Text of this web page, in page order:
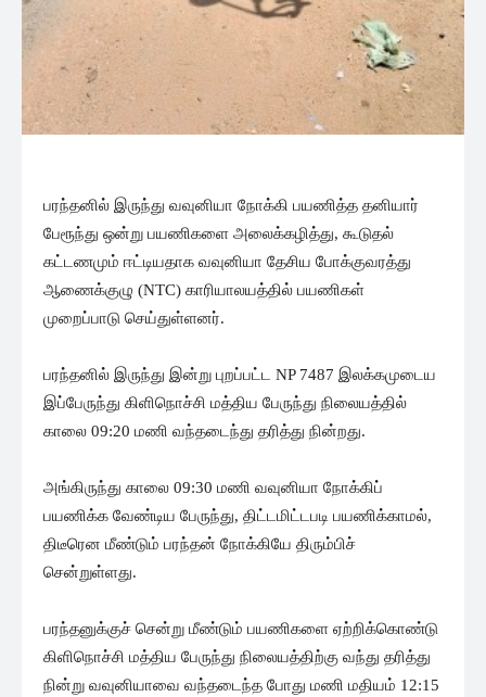
பரந்தனில் இருந்து வவுனியா நோக்கி பயணித்த தனியார்
பேரூந்து ஒன்று பயணிகளை அலைக்கழித்து, கூடுதல்
கட்டணமும் ஈட்டியதாக வவுனியா தேசிய போக்குவரத்து
ஆணைக்குழு (NTC) காரியாலயத்தில் பயணிகள்
முறைப்பாடு செய்துள்ளனர்.
பரந்தனில் இருந்து இன்று புறப்பட்ட NP 7487 இலக்கமுடைய
இப்பேருந்து கிளிநொச்சி மத்திய பேருந்து நிலையத்தில்
காலை 09:20 மணி வந்தடைந்து தரித்து நின்றது.
அங்கிருந்து காலை 09:30 மணி வவுனியா நோக்கிப்
பயணிக்க வேண்டிய பேருந்து, திட்டமிட்டபடி பயணிக்காமல்,
திடீரென மீண்டும் பரந்தன் நோக்கியே திரும்பிச்
சென்றுள்ளது.
பரந்தனுக்குச் சென்று மீண்டும் பயணிகளை ஏற்றிக்கொண்டு
கிளிநொச்சி மத்திய பேருந்து நிலையத்திற்கு வந்து தரித்து
நின்று வவுனியாவை வந்தடைந்த போது மணி மதியம் 12:15